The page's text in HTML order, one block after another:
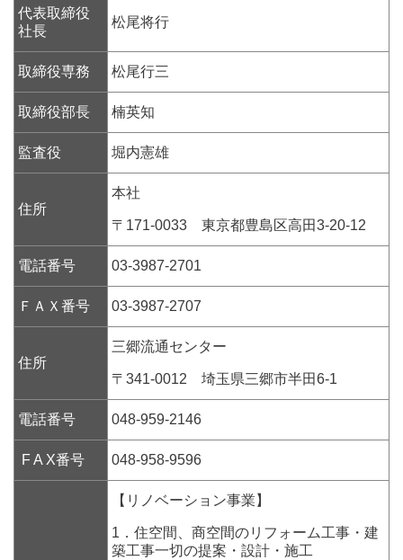
代表取締役
社長
松尾将行
取締役専務 松尾行三
取締役部長 楠英知
監査役 堀内憲雄
住所
本社
〒171-0033 東京都豊島区高田3-20-12
電話番号 03-3987-2701
ＦＡＸ番号 03-3987-2707
住所
三郷流通センター
〒341-0012 埼玉県三郷市半田6-1
電話番号 048-959-2146
F A X番号 048-958-9596
【リノベーション事業】
1．住空間、商空間のリフォーム工事・建
築工事一切の提案・設計・施工